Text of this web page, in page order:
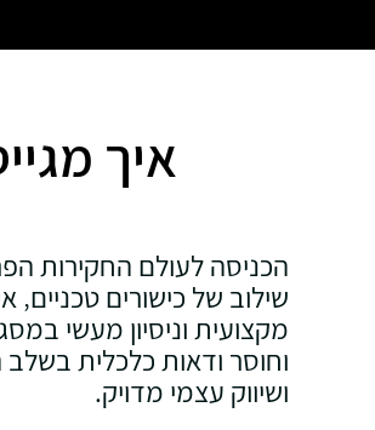
איך
הכניסה לעולם החקירות
שילוב של כישורים
מקצועית וניסיון מעשי
וחוסר ודאות כלכלית
ושיווק עצמי מדויק.